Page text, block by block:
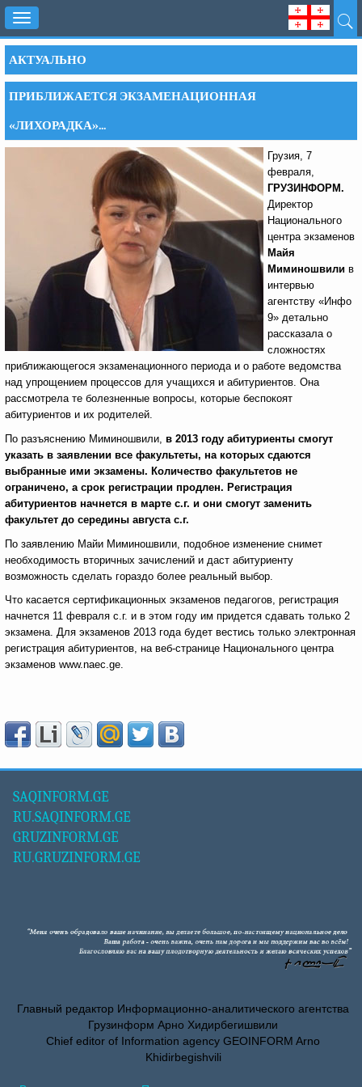
Toggle
navigation
АКТУАЛЬНО
ПРИБЛИЖАЕТСЯ ЭКЗАМЕНАЦИОННАЯ
«ЛИХОРАДКА»...
Грузия, 7
февраля,
ГРУЗИНФОРМ.
Директор
Национального
центра экзаменов
Майя
Миминошвили в
интервью
агентству «Инфо
9» детально
рассказала о
сложностях
приближающегося экзаменационного периода и о работе ведомства
над упрощением процессов для учащихся и абитуриентов. Она
рассмотрела те болезненные вопросы, которые беспокоят
абитуриентов и их родителей.
По разъяснению Миминошвили, в 2013 году абитуриенты смогут
указать в заявлении все факультеты, на которых сдаются
выбранные ими экзамены. Количество факультетов не
ограничено, а срок регистрации продлен. Регистрация
абитуриентов начнется в марте с.г. и они смогут заменить
факультет до середины августа с.г.
По заявлению Майи Миминошвили, подобное изменение снимет
необходимость вторичных зачислений и даст абитуриенту
возможность сделать гораздо более реальный выбор.
Что касается сертификационных экзаменов педагогов, регистрация
начнется 11 февраля с.г. и в этом году им придется сдавать только 2
экзамена. Для экзаменов 2013 года будет вестись только электронная
регистрация абитуриентов, на веб-странице Национального центра
экзаменов www.naec.ge.
SAQINFORM.GE
RU.SAQINFORM.GE
GRUZINFORM.GE
RU.GRUZINFORM.GE
Главный редактор Информационно-аналитического агентства
Грузинформ Арно Хидирбегишвили
Chief editor of Information agency GEOINFORM Arno
Khidirbegishvili